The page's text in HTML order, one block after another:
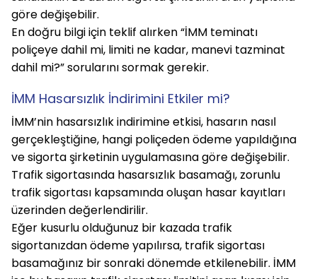
göre değişebilir.
En doğru bilgi için teklif alırken “İMM teminatı
poliçeye dahil mi, limiti ne kadar, manevi tazminat
dahil mi?” sorularını sormak gerekir.
İMM Hasarsızlık İndirimini Etkiler mi?
İMM’nin hasarsızlık indirimine etkisi, hasarın nasıl
gerçekleştiğine, hangi poliçeden ödeme yapıldığına
ve sigorta şirketinin uygulamasına göre değişebilir.
Trafik sigortasında hasarsızlık basamağı, zorunlu
trafik sigortası kapsamında oluşan hasar kayıtları
üzerinden değerlendirilir.
Eğer kusurlu olduğunuz bir kazada trafik
sigortanızdan ödeme yapılırsa, trafik sigortası
basamağınız bir sonraki dönemde etkilenebilir. İMM